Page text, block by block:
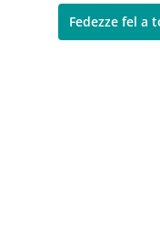
Fedezze fel a